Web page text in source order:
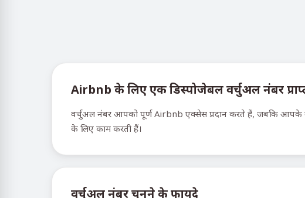
Airbnb के लिए एक डिस्पोजेबल वर्चुअल नंबर
वर्चुअल नंबर आपको पूर्ण Airbnb एक्सेस प्रदान करते हैं, जबकि आपके
के लिए काम करती हैं।
वर्चुअल नंबर चुनने के फायदे